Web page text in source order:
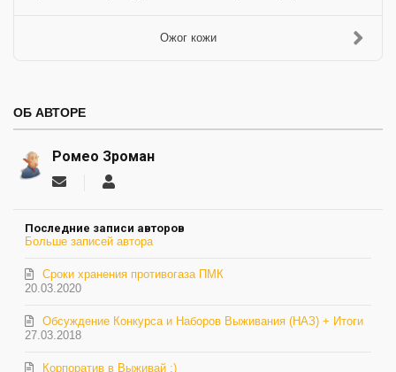
Ожог кожи
ОБ АВТОРЕ
Ромео Зроман
Подписаться
автора
Последние записи авторов
Больше записей автора
20.03.2020
Сроки хранения противогаза ПМК
27.03.2018
Обсуждение Конкурса и Наборов Выживания (НАЗ) + Итоги
Корпоратив в Выживай :)